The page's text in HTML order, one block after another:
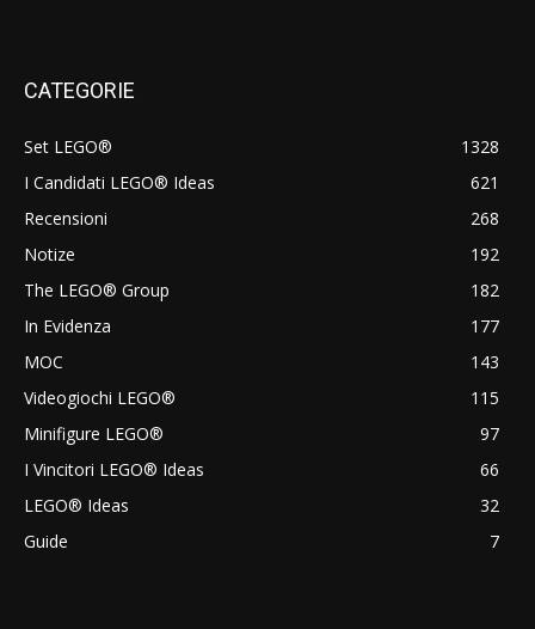
CATEGORIE
Set LEGO®
1328
I Candidati LEGO® Ideas
621
Recensioni
268
Notize
192
The LEGO® Group
182
In Evidenza
177
MOC
143
Videogiochi LEGO®
115
Minifigure LEGO®
97
I Vincitori LEGO® Ideas
66
LEGO® Ideas
32
Guide
7